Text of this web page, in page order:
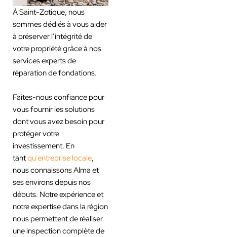
À Saint-Zotique, nous
sommes dédiés à vous aider
à préserver l’intégrité de
votre propriété grâce à nos
services experts de
réparation de fondations.
Faites-nous confiance pour
vous fournir les solutions
dont vous avez besoin pour
protéger votre
investissement. En
tantqu’entreprise locale,
nous connaissons Alma et
ses environs depuis nos
débuts. Notre expérience et
notre expertise dans la région
nous permettent de réaliser
une inspection complète de